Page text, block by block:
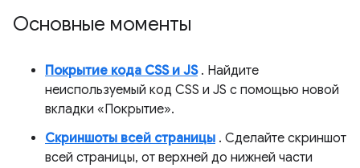
Основные моменты
Покрытие кода CSS и JS. Найдите
неиспользуемый код CSS и JS с помощью новой
вкладки «Покрытие».
Скриншоты всей страницы . Сделайте скриншот
всей страницы, от верхней до нижней части